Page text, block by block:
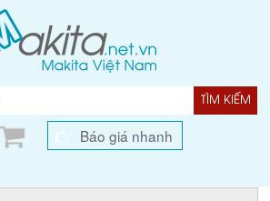
TÌM KIẾM
Báo giá nhanh